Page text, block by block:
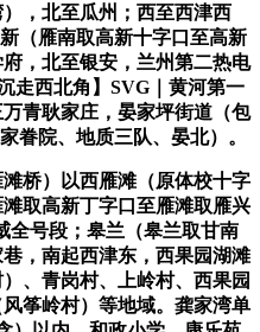
，北至瓜州；西至西津西
（雁南取高新十字口至高新
，北至银安，兰州第二热电
走西北角】SVG｜黄河第一
青耿家庄，晏家坪街道（包
眷院、地质三队、晏北）。
桥）以西雁滩（原体校十字
取高新丁字口至雁滩取雁兴
全号段；皋兰（皋兰取甘南
，南起西津东，西果园湖滩
、青岗村、上岭村、西果园
筝岭村）等地域。龚家湾单